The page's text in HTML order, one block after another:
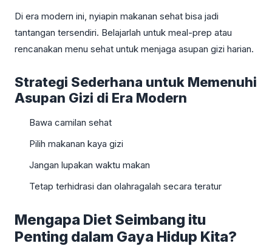
Di era modern ini, nyiapin makanan sehat bisa jadi
tantangan tersendiri. Belajarlah untuk meal-prep atau
rencanakan menu sehat untuk menjaga asupan gizi harian.
Strategi Sederhana untuk Memenuhi
Asupan Gizi di Era Modern
Bawa camilan sehat
Pilih makanan kaya gizi
Jangan lupakan waktu makan
Tetap terhidrasi dan olahragalah secara teratur
Mengapa Diet Seimbang itu
Penting dalam Gaya Hidup Kita?